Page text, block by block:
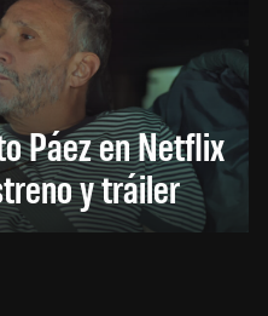
Páez en Netflix
y tráiler